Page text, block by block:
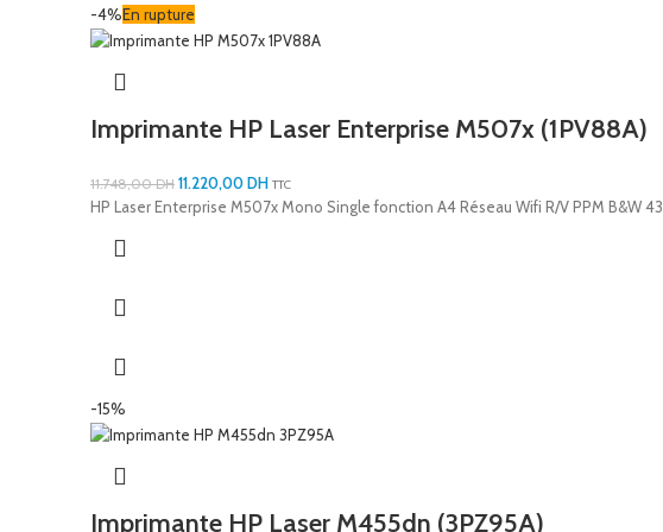
-4%En rupture
Imprimante HP Laser Enterprise M507x (1PV88A)
11.748,00DH 11.220,00DH TTC
HP Laser Enterprise M507x Mono Single fonction A4 Réseau Wifi R/V PPM B&W 43
-15%
Imprimante HP Laser M455dn (3PZ95A)